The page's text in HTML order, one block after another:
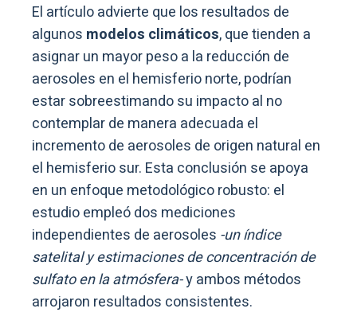
El artículo advierte que los resultados de
algunos modelos climáticos, que tienden a
asignar un mayor peso a la reducción de
aerosoles en el hemisferio norte, podrían
estar sobreestimando su impacto al no
contemplar de manera adecuada el
incremento de aerosoles de origen natural en
el hemisferio sur. Esta conclusión se apoya
en un enfoque metodológico robusto: el
estudio empleó dos mediciones
independientes de aerosoles -un índice
satelital y estimaciones de concentración de
sulfato en la atmósfera-y ambos métodos
arrojaron resultados consistentes.